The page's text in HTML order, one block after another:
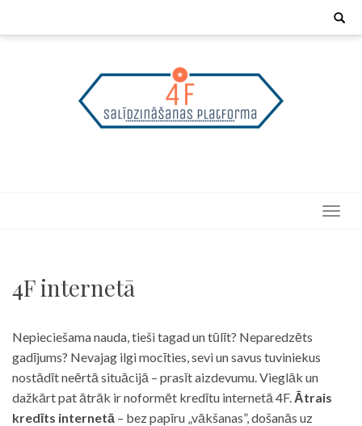
Search
4F internetā
Nepieciešama nauda, tieši tagad un tūlīt? Neparedzēts
gadījums? Nevajag ilgi mocīties, sevi un savus tuviniekus
nostādīt neērtā situācijā – prasīt aizdevumu. Vieglāk un
dažkārt pat ātrāk ir noformēt kredītu internetā 4F. Ātrais
kredīts internetā – bez papīru „vākšanas”, došanās uz